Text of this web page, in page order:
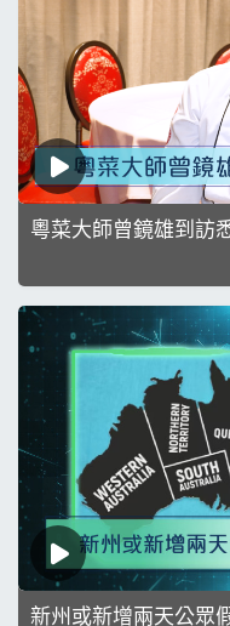
粵菜大師曾鏡雄到訪
新州或新增兩天公眾